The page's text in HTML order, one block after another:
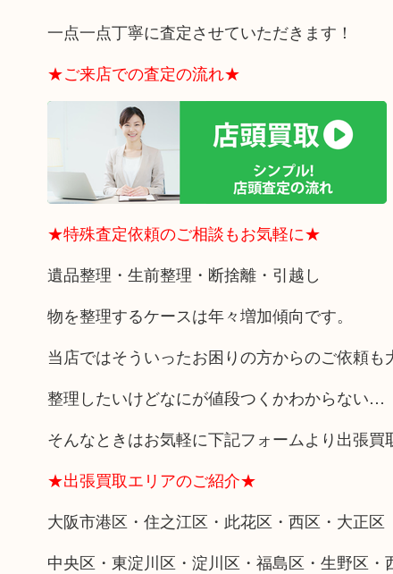
一点一点丁寧に査定させていただきます！
★ご来店での査定の流れ★
★特殊査定依頼のご相談もお気軽に★
遺品整理・生前整理・断捨離・引越し
物を整理するケースは年々増加傾向です。
当店ではそういったお困りの方からのご依頼も
整理したいけどなにが値段つくかわからない…
そんなときはお気軽に下記フォームより出張買
★出張買取エリアのご紹介★
大阪市港区・住之江区・此花区・西区・大正区
中央区・東淀川区・淀川区・福島区・生野区・